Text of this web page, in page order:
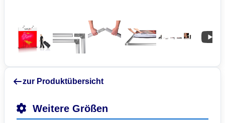
zur Produktübersicht
Weitere Größen